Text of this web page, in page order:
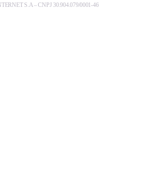
S.A – CNPJ 30.904.079/0001-46